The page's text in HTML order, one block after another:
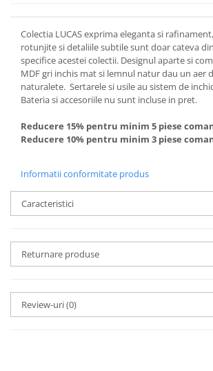
Colectia LUCAS exprima eleganta si
rotunjite si detaliile subtile sunt doar cateva
specifice acestei colectii. Designul aparte si
MDF gri inchis mat si lemnul natur dau un aer
naturalete. Sertarele si usile au sistem de
Bateria si accesoriile nu sunt incluse in pret.
Reducere 15% pentru minim 5 piese
Reducere 10% pentru minim 3 piese
Informatii conformitate produs
Caracteristici
Returnare produse
Review-uri(0)